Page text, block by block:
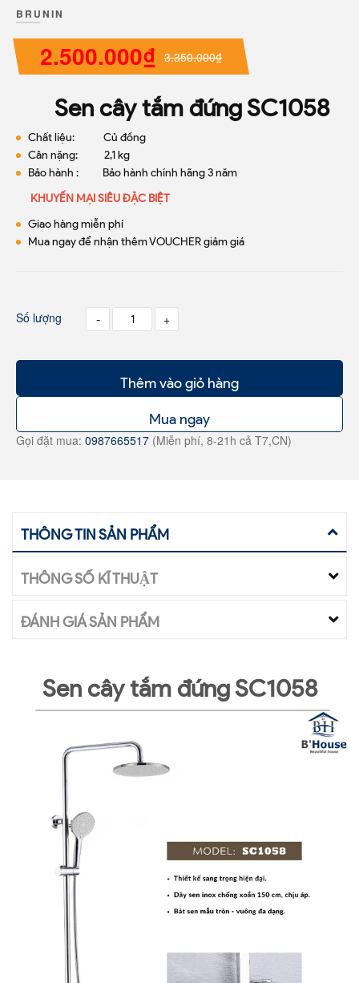
BRUNIN
2.500.000₫ 3.350.000₫
Sen cây tắm đứng SC1058
Chất liệu: Củ đồng
Cân nặng: 2,1 kg
Bảo hành : Bảo hành chính hãng 3 năm
KHUYẾN MẠI SIÊU ĐẶC BIỆT
Giao hàng miễn phí
Mua ngay để nhận thêm VOUCHER giảm giá
Số lượng - +
Thêm vào giỏ hàng
Mua ngay
Gọi đặt mua: 0987665517 (Miễn phí, 8-21h cả T7,CN)
THÔNG TIN SẢN PHẨM
THÔNG SỐ KĨ THUẬT
ĐÁNH GIÁ SẢN PHẨM
Sen cây tắm đứng SC1058